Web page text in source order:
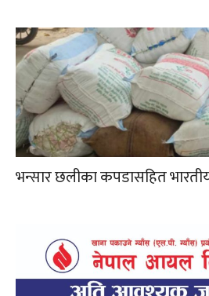
भन्सार छलीका कपडासहित